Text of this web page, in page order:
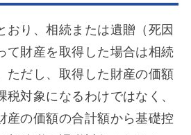
おり、相続または遺贈（死因
て財産を取得した場合は相続
ただし、取得した財産の価額
税対象になるわけではなく、
産の価額の合計額から基礎控